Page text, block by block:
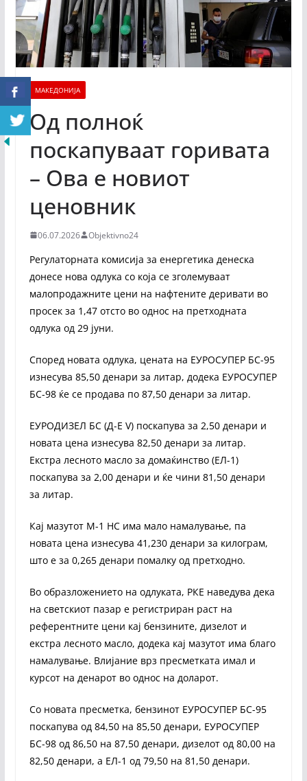
МАКЕДОНИЈА
Од полноќ
поскапуваат горивата
– Ова е новиот
ценовник
06.07.2026 Objektivno24
Регулаторната комисија за енергетика денеска
донесе нова одлука со која се зголемуваат
малопродажните цени на нафтените деривати во
просек за 1,47 отсто во однос на претходната
одлука од 29 јуни.
Според новата одлука, цената на ЕУРОСУПЕР БС-95
изнесува 85,50 денари за литар, додека ЕУРОСУПЕР
БС-98 ќе се продава по 87,50 денари за литар.
ЕУРОДИЗЕЛ БС (Д-Е V) поскапува за 2,50 денари и
новата цена изнесува 82,50 денари за литар.
Екстра лесното масло за домаќинство (ЕЛ-1)
поскапува за 2,00 денари и ќе чини 81,50 денари
за литар.
Кај мазутот М-1 НС има мало намалување, па
новата цена изнесува 41,230 денари за килограм,
што е за 0,265 денари помалку од претходно.
Во образложението на одлуката, РКЕ наведува дека
на светскиот пазар е регистриран раст на
референтните цени кај бензините, дизелот и
екстра лесното масло, додека кај мазутот има благо
намалување. Влијание врз пресметката имал и
курсот на денарот во однос на доларот.
Со новата пресметка, бензинот ЕУРОСУПЕР БС-95
поскапува од 84,50 на 85,50 денари, ЕУРОСУПЕР
БС-98 од 86,50 на 87,50 денари, дизелот од 80,00 на
82,50 денари, а ЕЛ-1 од 79,50 на 81,50 денари.